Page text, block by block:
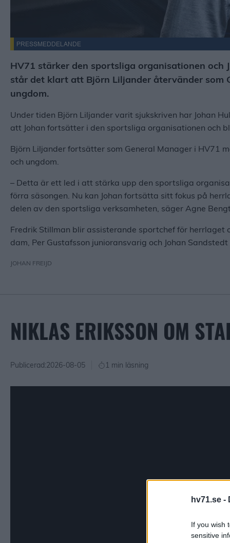
hv71.se -
If you wish
sensitive
PRESSMEDDELANDE
HV71 stärker den sportsliga organisationen
står det klart att Björn Liljander återvänder som
ungdom.
Under tiden Björn Liljander varit sjukskriven har Johan
att Johan fortsätter i den sportsliga organisationen och
Björn Liljander fortsätter som General Manager i HV71
och ungdom.
– Detta är ett led i att stärka upp den sportsliga
förra säsongen. Nu kan Johan fortsätta sitt fokus på
delen av den sportsliga verksamheten, säger Agne
Fredrik Stillman blir assisterande sportchef för
dam, Per Gustafsson junioransvarig och Johan
JOHAN FREIJD
NIKLAS ERIKSSON OM
Publicerad:2026-08-05 1 min läsning